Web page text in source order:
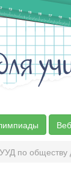
по обществу